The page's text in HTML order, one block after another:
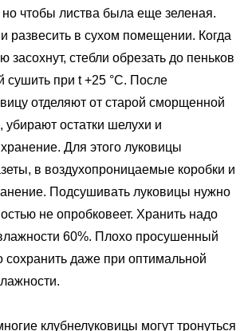
но чтобы листва была еще зеленая.
развесить в сухом помещении. Когда
засохнут, стебли обрезать до пеньков
сушить при t +25 °С. После
отделяют от старой сморщенной
убирают остатки шелухи и
Для этого луковицы
в воздухопроницаемые коробки и
Подсушивать луковицы нужно
не опробковеет. Хранить надо
60%. Плохо просушенный
сохранить даже при оптимальной
клубнелуковицы могут тронуться